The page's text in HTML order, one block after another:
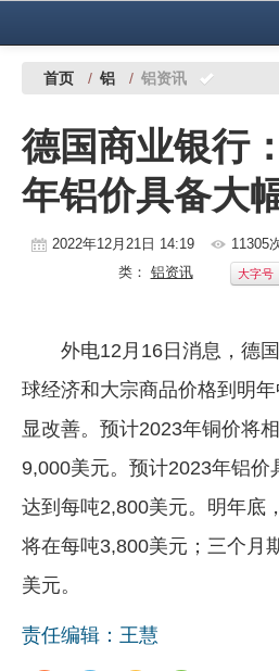
中国有色金属报社主办 广告服务
铜镍铅锌
铝
稀有稀土
镁钛
地矿 建设
党建工作
企业文化
《资源再生》杂志
首页 / 铝 / 铝资讯
德国商业银行
年铝价具备大
2022年12月21日 14:19 11305
类： 铝资讯 大字号
外电12月16日消息，德
球经济和大宗商品价格到明
显改善。预计2023年铜价将
9,000美元。预计2023年铝价
达到每吨2,800美元。明年底
将在每吨3,800美元；三个月
美元。
责任编辑：王慧